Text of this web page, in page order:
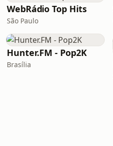
WebRádio Top Hits
São Paulo
Hunter.FM - Pop2K
Brasília